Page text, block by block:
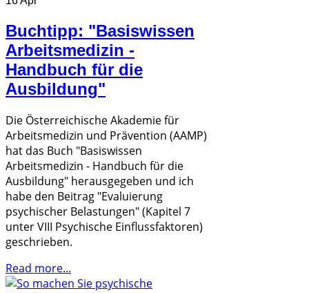
Buchtipp: "Basiswissen
Arbeitsmedizin -
Handbuch für die
Ausbildung"
Die Österreichische Akademie für
Arbeitsmedizin und Prävention (AAMP)
hat das Buch "Basiswissen
Arbeitsmedizin - Handbuch für die
Ausbildung" herausgegeben und ich
habe den Beitrag "Evaluierung
psychischer Belastungen" (Kapitel 7
unter VIII Psychische Einflussfaktoren)
geschrieben.
Read more...